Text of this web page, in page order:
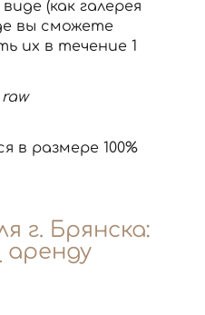
(как галерея
вы сможете
их в течение 1
в размере 100%
г. Брянска:
аренду